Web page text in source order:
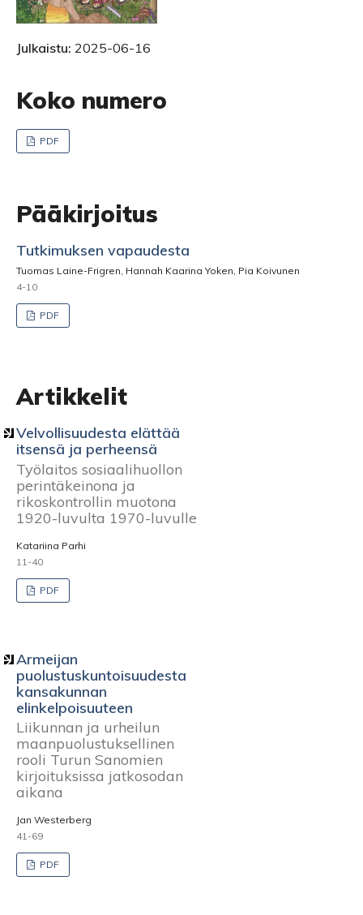
Julkaistu: 2025-06-16
Koko numero
PDF
Pääkirjoitus
Tutkimuksen vapaudesta
Tuomas Laine-Frigren, Hannah Kaarina Yoken, Pia Koivunen
4-10
PDF
Artikkelit
Velvollisuudesta elättää
itsensä ja perheensä
Työlaitos sosiaalihuollon
perintäkeinona ja
rikoskontrollin muotona
1920-luvulta 1970-luvulle
Katariina Parhi
11-40
PDF
Armeijan
puolustuskuntoisuudesta
kansakunnan
elinkelpoisuuteen
Liikunnan ja urheilun
maanpuolustuksellinen
rooli Turun Sanomien
kirjoituksissa jatkosodan
aikana
Jan Westerberg
41-69
PDF